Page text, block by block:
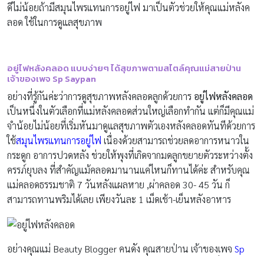
ดีไม่น้อยถ้ามีสมุนไพรแทนการอยู่ไฟ มาเป็นตัวช่วยให้คุณแม่หลังค
ลอด ใช้ในการดูแลสุขภาพ
อยู่ไฟหลังคลอด แบบง่ายๆ ได้สุขภาพตามสไตล์คุณแม่สายป่าน
เจ้าของเพจ Sp Saypan
อย่างที่รู้กันค่ะว่าการดูสุขภาพหลังคลอดลูกด้วยการ อยู่ไฟหลังคลอด
เป็นหนึ่งในตัวเลือกที่แม่หลังคลอดส่วนใหญ่เลือกทำกัน แต่ก็มีคุณแม่
จำน้อยไม่น้อยที่เริ่มหันมาดูแลสุขภาพตัวเองหลังคลอดทันทีด้วยการ
ใช้สมุนไพรแทนการอยู่ไฟ เนื่องด้วยสามารถช่วยลดอาการหนาวใน
กระดูก อาการปวดหลัง ช่วยให้พุงที่เกิดจากมดลูกขยายตัวระหว่างตั้ง
ครรภ์ยุบลง ที่สำคัญแม้คลอดมานานแค่ไหนก็ทานได้ค่ะ สำหรับคุณ
แม่คลอดธรรมชาติ 7 วันหลังแผลหาย ,ผ่าคลอด 30- 45 วัน ก็
สามารถทานพริมได้เลย เพียงวันละ 1 เม็ดเช้า-เย็นหลังอาหาร
อย่างคุณแม่ Beauty Blogger คนดัง คุณสายป่าน เจ้าของเพจ Sp